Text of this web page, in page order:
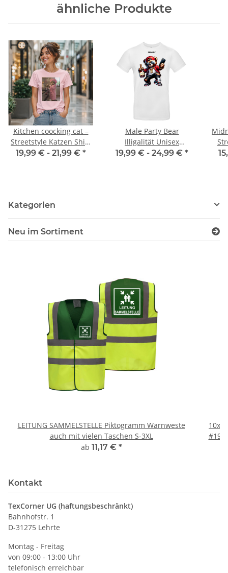
ähnliche Produkte
Kitchen coocking cat –
Streetstyle Katzen Shirt
Unisex Premium T-Shirt
19,99 € - 21,99 € *
Male Party Bear
Illigalität Unisex
Premium T-Shirt
19,99 € - 24,99 € *
Kategorien
Neu im Sortiment
LEITUNG SAMMELSTELLE Piktogramm Warnweste
auch mit vielen Taschen S-3XL
ab 11,17 € *
10x
#190
Kontakt
TexCorner UG (haftungsbeschränkt)
Bahnhofstr. 1
D-31275 Lehrte
Montag - Freitag
von 09:00 - 13:00 Uhr
telefonisch erreichbar